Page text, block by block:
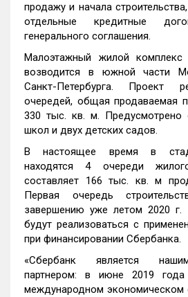
продажу и начала
отдельные кредитные
генерального соглашения.
Малоэтажный жилой комплекс
возводится в южной части
Санкт-Петербурга. Проект
очередей, общая продаваемая
330 тыс. кв. м. Предусмотрено
школ и двух детских садов.
В настоящее время в
находятся 4 очереди
составляет 166 тыс. кв. м
Первая очередь
завершению уже летом 2020
будут реализоваться с
при финансировании Сбербанка.
«Сбербанк является
партнером: в июне 2019 года
международном экономическом